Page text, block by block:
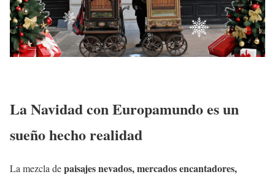
La Navidad con Europamundo es un
sueño hecho realidad
La mezcla depaisajes nevados, mercados encantadores,